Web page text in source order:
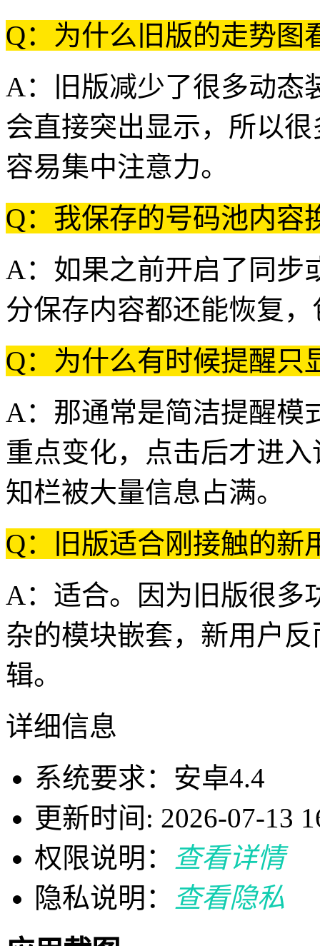
Q：为什么旧版的走势图
A：旧版减少了很多动态
会直接突出显示，所以
容易集中注意力。
Q：我保存的号码池内容
A：如果之前开启了同步
分保存内容都还能恢复
Q：为什么有时候提醒只
A：那通常是简洁提醒模
重点变化，点击后才进
知栏被大量信息占满。
Q：旧版适合刚接触的新
A：适合。因为旧版很多
杂的模块嵌套，新用户
辑。
详细信息
系统要求：安卓4.4
更新时间: 2026-07-13
权限说明：
查看详情
隐私说明：
查看隐私